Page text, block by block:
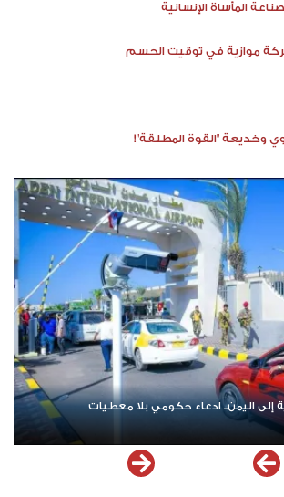
المأساة الإنسانية
موازية في توقيت الحسم
وخديعة "القوة المطلقة"!
إلى اليمن.. ادعاء حكومي بلا معطيات